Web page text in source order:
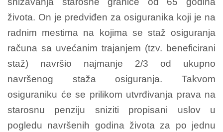
života. On je predviđen za osiguranika koji je na
radnim mestima na kojima se staž osiguranja
računa sa uvećanim trajanjem (tzv. beneficirani
staž) navršio najmanje 2/3 od ukupno
navršenog staža osiguranja. Takvom
osiguraniku će se prilikom utvrđivanja prava na
starosnu penziju sniziti propisani uslov u
pogledu navršenih godina života za po jednu